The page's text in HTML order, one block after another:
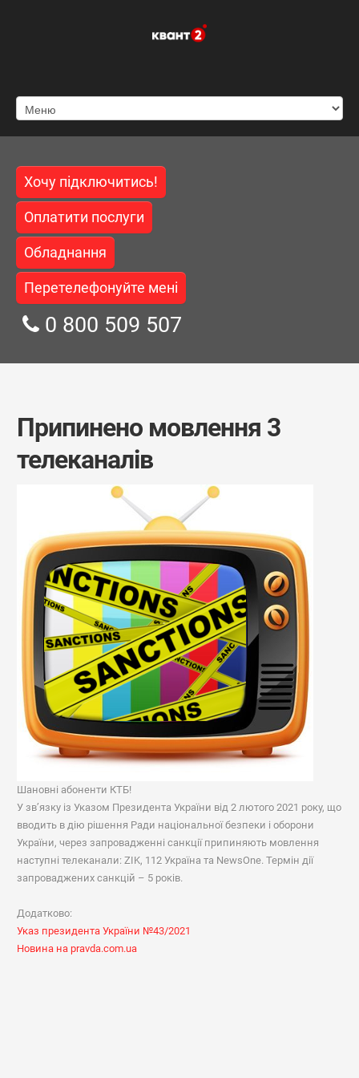
Хочу підключитись!
Оплатити послуги
Обладнання
Перетелефонуйте мені
0 800 509 507
Припинено мовлення 3
телеканалів
Шановні абоненти КТБ!
У зв’язку із Указом Президента України від 2 лютого 2021 року, що
вводить в дію рішення Ради національної безпеки і оборони
України, через запровадженні санкції припиняють мовлення
наступні телеканали: ZIK, 112 Україна та NewsOne. Термін дії
запроваджених санкцій – 5 років.
Додатково:
Указ президента України №43/2021
Новина на pravda.com.ua